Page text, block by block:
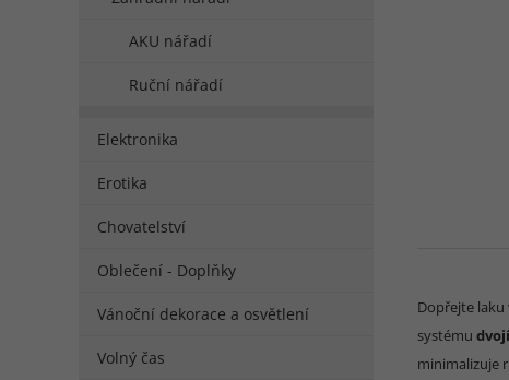
AKU nářadí
Ruční nářadí
Elektronika
Erotika
Chovatelství
Oblečení - Doplňky
Vánoční dekorace a osvětlení
Volný čas
Dopřejte
systému
minimalizuje